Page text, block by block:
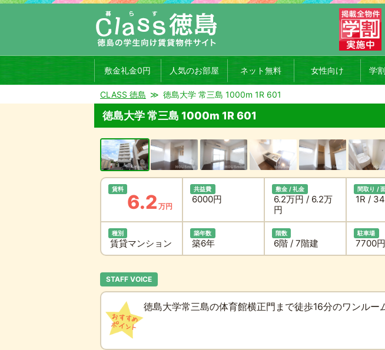
敷金礼金0円 人気のお部屋 ネット無料 女性向け 学
CLASS 徳島 徳島大学 常三島 1000m 1R 601
徳島大学 常三島 1000m 1R 601
賃料
6.2 万円
共益費
6000円
敷金 / 礼金
6.2万円 / 6.2万
円
間取り /
1R /
種別
賃貸マンション
築年数
築6年
階数
6階 / 7階建
駐車場
7700円
STAFF VOICE
徳島大学常三島の体育館横正門まで徒歩16分のワンル